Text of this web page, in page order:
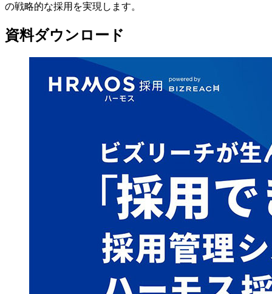
の戦略的な採用を実現します。
資料ダウンロード